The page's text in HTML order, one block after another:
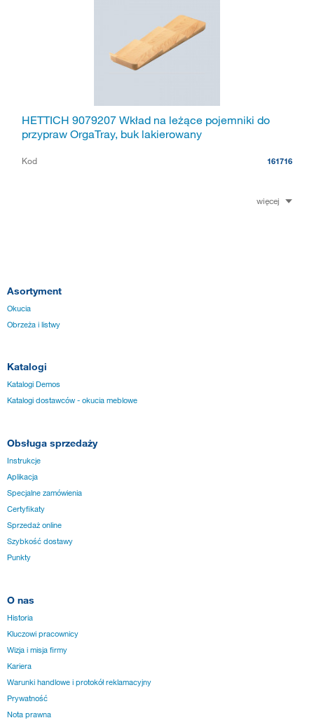
HETTICH 9079207 Wkład na leżące pojemniki do
przypraw OrgaTray, buk lakierowany
Kod 161716
więcej
Asortyment
Okucia
Obrzeża i listwy
Katalogi
Katalogi Demos
Katalogi dostawców - okucia meblowe
Obsługa sprzedaży
Instrukcje
Aplikacja
Specjalne zamówienia
Certyfikaty
Sprzedaż online
Szybkość dostawy
Punkty
O nas
Historia
Kluczowi pracownicy
Wizja i misja firmy
Kariera
Warunki handlowe i protokół reklamacyjny
Prywatność
Nota prawna